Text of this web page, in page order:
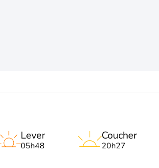
Lever
05h48
Coucher
20h27